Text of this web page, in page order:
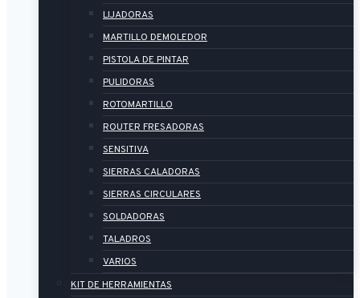
LIJADORAS
MARTILLO DEMOLEDOR
PISTOLA DE PINTAR
PULIDORAS
ROTOMARTILLO
ROUTER FRESADORAS
SENSITIVA
SIERRAS CALADORAS
SIERRAS CIRCULARES
SOLDADORAS
TALADROS
VARIOS
KIT DE HERRAMIENTAS